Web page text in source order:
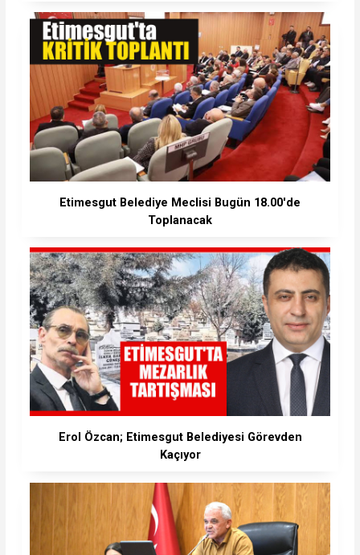
Etimesgut Belediye Meclisi Bugün 18.00'de
Toplanacak
Erol Özcan; Etimesgut Belediyesi Görevden
Kaçıyor